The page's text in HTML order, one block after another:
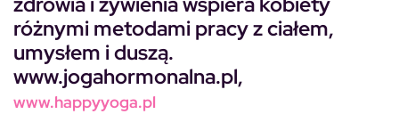
różnymi metodami pracy z ciałem,
umysłem i duszą.
www.jogahormonalna.pl,
www.happyyoga.pl